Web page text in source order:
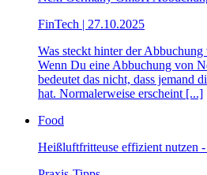
FinTech | 27.10.2025
Was steckt hinter der
Wenn Du eine Abbuchung von
bedeutet das nicht, dass jemand
hat. Normalerweise erscheint [...]
Food
Heißluftfritteuse effizient nutzen